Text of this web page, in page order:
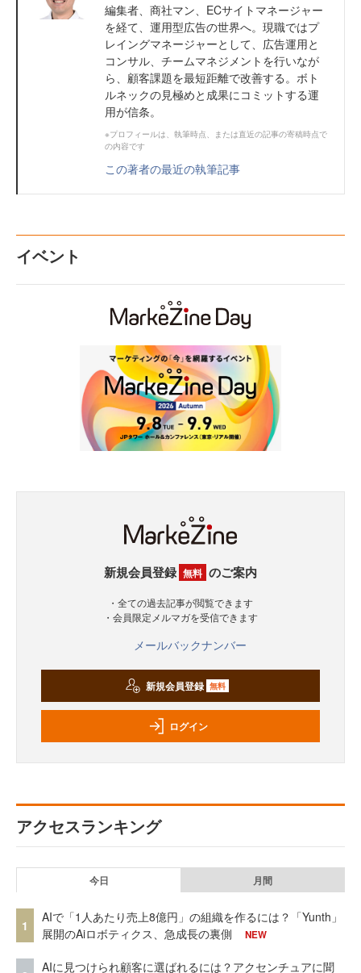
編集者、商社マン、ECサイトマネージャー
を経て、運用型広告の世界へ。現職ではプ
レイングマネージャーとして、広告運用と
コンサル、チームマネジメントを行いなが
ら、顧客課題を最短距離で改善する。ボト
ルネックの見極めと成果にコミットする運
用が信条。
※プロフィールは、執筆時点、または直近の記事の寄稿時点で
の内容です
この著者の最近の執筆記事
イベント
新規会員登録 無料 のご案内
・全ての過去記事が閲覧できます
・会員限定メルマガを受信できます
メールバックナンバー
新規会員登録 無料
ログイン
アクセスランキング
今日 月間
1
AIで「1人あたり売上8億円」の組織を作るには？「Yunth」
展開のAiロボティクス、急成長の裏側
NEW
AIに見つけられ顧客に選ばれるには？アクセンチュアに聞